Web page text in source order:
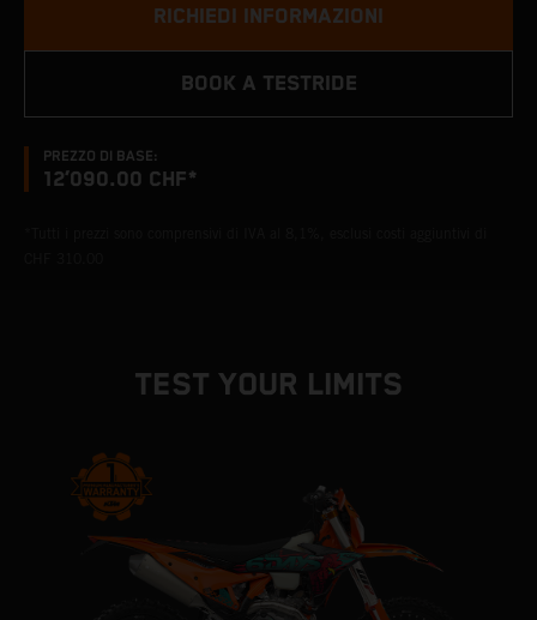
PREZZO DI BASE:
12’090.00 CHF*
RICHIEDI INFORMAZIONI
BOOK A TESTRIDE
TEST YOUR LIMITS